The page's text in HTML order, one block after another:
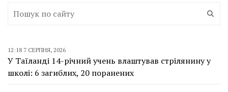
12:18 7 СЕРПНЯ, 2026
У Таїланді 14-річний учень влаштував стрілянину у
школі: 6 загиблих, 20 поранених